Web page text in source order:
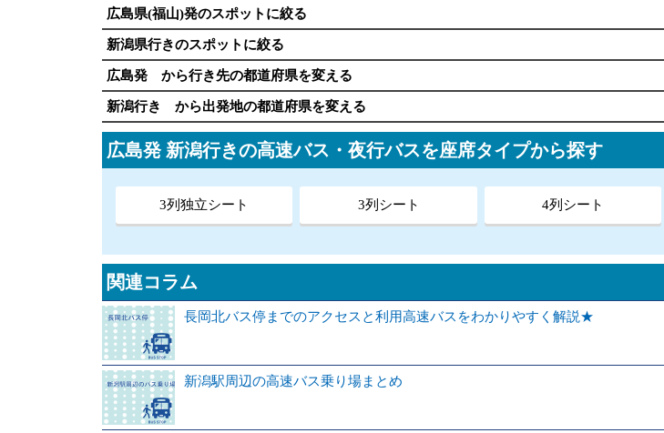
広島県(福山)発のスポットに絞る
新潟県行きのスポットに絞る
広島発 から行き先の都道府県を変える
新潟行き から出発地の都道府県を変える
広島発 新潟行きの高速バス・夜行バスを座席タイプから探す
3列独立シート 3列シート 4列シート
関連コラム
長岡北バス停までのアクセスと利用高速バスをわかりやすく解説★
新潟駅周辺の高速バス乗り場まとめ